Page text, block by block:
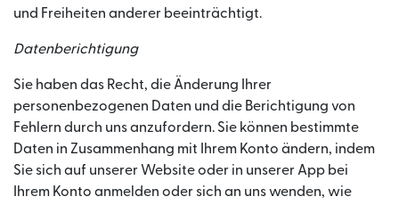
und Freiheiten anderer beeinträchtigt.
Datenberichtigung
Sie haben das Recht, die Änderung Ihrer
personenbezogenen Daten und die Berichtigung von
Fehlern durch uns anzufordern. Sie können bestimmte
Daten in Zusammenhang mit Ihrem Konto ändern, indem
Sie sich auf unserer Website oder in unserer App bei
Ihrem Konto anmelden oder sich an uns wenden, wie